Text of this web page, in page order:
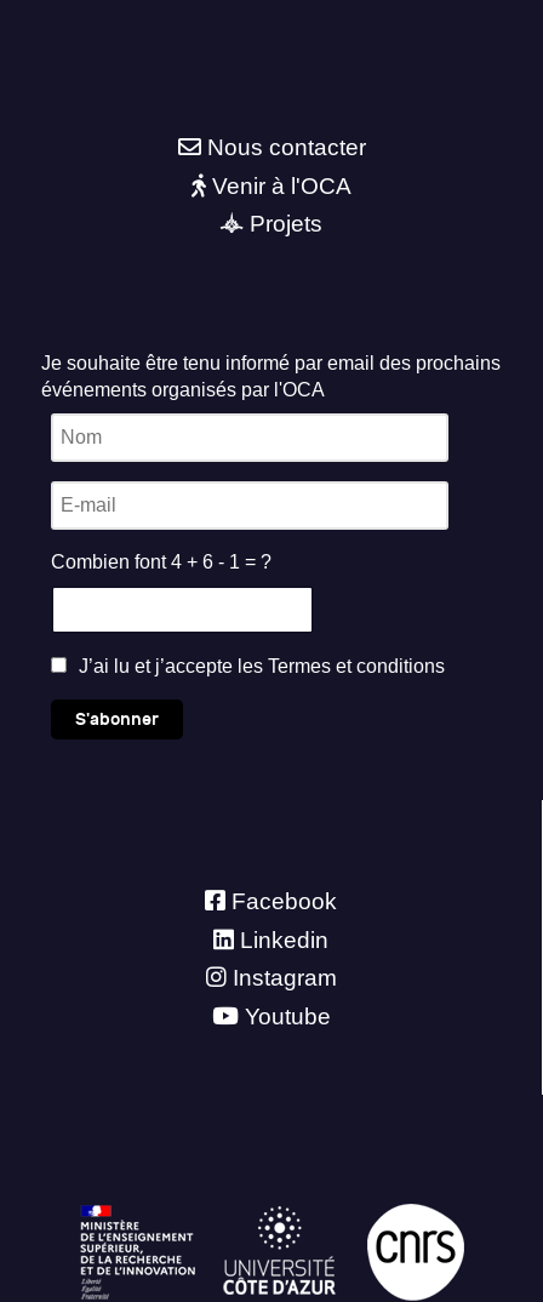
Nous contacter
Venir à l'OCA
Projets
Je souhaite être tenu informé par email des prochains
événements organisés par l'OCA
Combien font 4 + 6 - 1 = ?
J’ai lu et j’accepte les Termes et conditions
S'abonner
Facebook
Linkedin
Instagram
Youtube